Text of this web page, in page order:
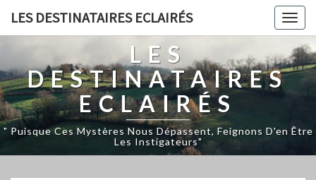
LES DESTINATAIRES ECLAIRÉS
LES
DESTINATAIRES
ECLAIRÉS
" Puisque Ces Mystères Nous Dépassent, Feignons D'en Être
Les Instigateurs"